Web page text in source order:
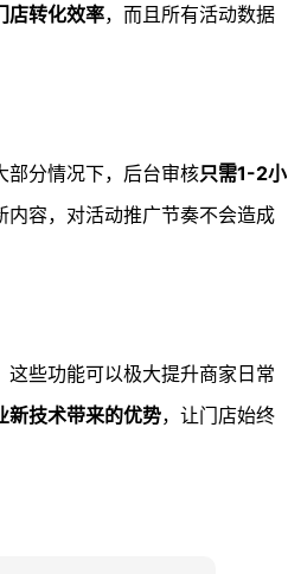
店转化效率，而且所有活动数据
部分情况下，后台审核只需1-2小
容，对活动推广节奏不会造成
这些功能可以极大提升商家日常
新技术带来的优势，让门店始终